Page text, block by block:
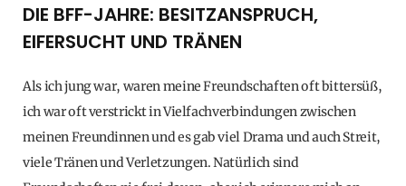
DIE BFF-JAHRE: BESITZANSPRUCH,
EIFERSUCHT UND TRÄNEN
Als ich jung war, waren meine Freundschaften oft bittersüß,
ich war oft verstrickt in Vielfachverbindungen zwischen
meinen Freundinnen und es gab viel Drama und auch Streit,
viele Tränen und Verletzungen. Natürlich sind